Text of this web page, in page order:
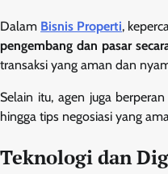
Dalam Bisnis Properti,
pengembang dan pasar
transaksi yang aman dan
Selain itu, agen juga
hingga tips negosiasi yang
Teknologi dan